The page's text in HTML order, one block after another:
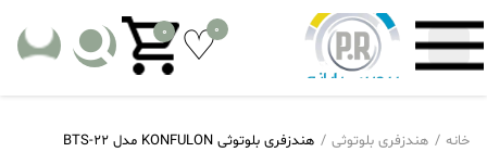
0
0
خانه هندزفری بلوتوثی هندزفری بلوتوثی KONFULON مدل BTS-22